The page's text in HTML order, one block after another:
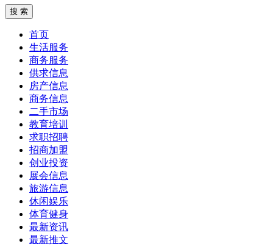
首页
生活服务
商务服务
供求信息
房产信息
商务信息
二手市场
教育培训
求职招聘
招商加盟
创业投资
展会信息
旅游信息
休闲娱乐
体育健身
最新资讯
最新推文